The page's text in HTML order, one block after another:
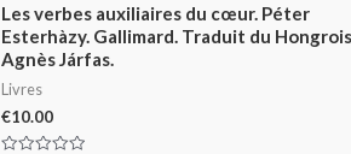
Les verbes auxiliaires du cœur. Péter
Esterhàzy. Gallimard. Traduit du
Agnès Járfas.
Livres
€10.00